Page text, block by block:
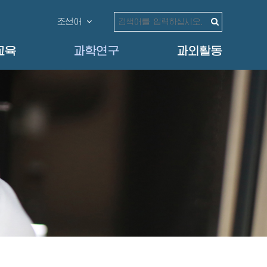
조선어
육 과학연구 과외활동